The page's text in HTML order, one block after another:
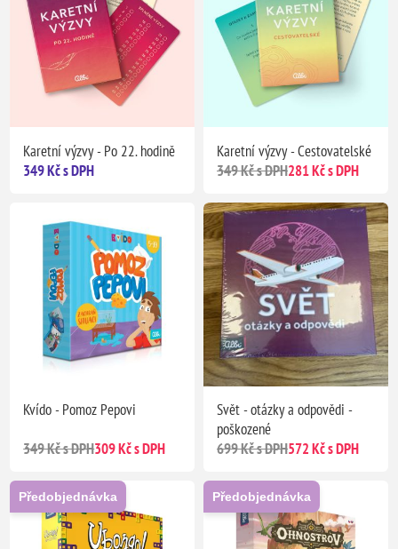
Karetní výzvy - Po 22. hodině
349 Kč s DPH
Karetní výzvy - Cestovatelské
349 Kč s DPH281 Kč s DPH
Kvído - Pomoz Pepovi
349 Kč s DPH309 Kč s DPH
Svět - otázky a odpovědi -
poškozené
699 Kč s DPH572 Kč s DPH
Předobjednávka Předobjednávka